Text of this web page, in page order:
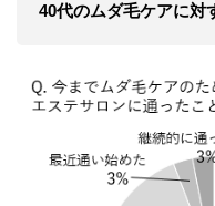
40代のムダ毛ケアに対